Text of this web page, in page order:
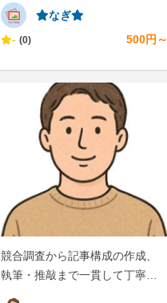
⭐︎なぎ⭐︎
- (0) 500円～
競合調査から記事構成の作成、
執筆・推敲まで一貫して丁寧に